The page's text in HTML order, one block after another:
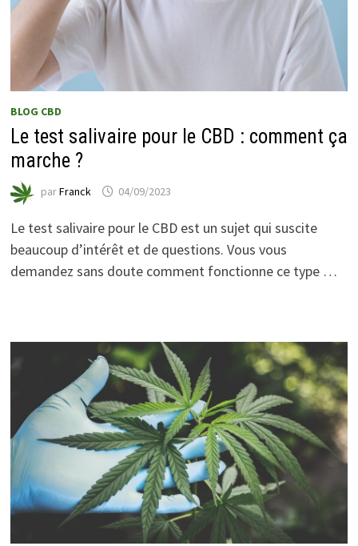
BLOG CBD
Le test salivaire pour le CBD : comment ça
marche ?
parFranck 04/09/2023
Le test salivaire pour le CBD est un sujet qui suscite
beaucoup d’intérêt et de questions. Vous vous
demandez sans doute comment fonctionne ce type …